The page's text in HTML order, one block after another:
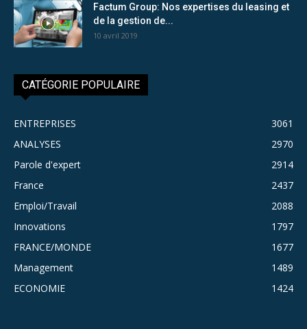
Factum Group: Nos expertises du leasing et
de la gestion de...
10 avril 2019
CATÉGORIE POPULAIRE
ENTREPRISES
3061
ANALYSES
2970
Parole d'expert
2914
France
2437
Emploi/Travail
2088
Innovations
1797
FRANCE/MONDE
1677
Management
1489
ECONOMIE
1424